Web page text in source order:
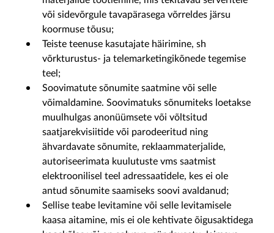
või sidevõrgule tavapärasega võrreldes järsu
koormuse tõusu;
Teiste teenuse kasutajate häirimine, sh
võrkturustus- ja telemarketingikõnede tegemise
teel;
Soovimatute sõnumite saatmine või selle
võimaldamine. Soovimatuks sõnumiteks loetakse
muulhulgas anonüümsete või võltsitud
saatjarekvisiitide või parodeeritud ning
ähvardavate sõnumite, reklaammaterjalide,
autoriseerimata kuulutuste vms saatmist
elektroonilisel teel adressaatidele, kes ei ole
antud sõnumite saamiseks soovi avaldanud;
Sellise teabe levitamine või selle levitamisele
kaasa aitamine, mis ei ole kehtivate õigusaktidega